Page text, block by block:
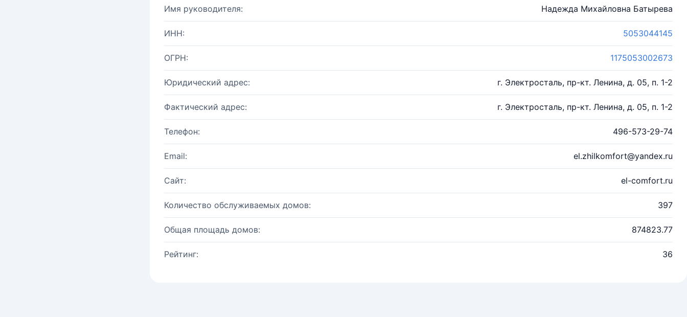
Имя руководителя: Надежда Михайловна Батырева
ИНН: 5053044145
ОГРН: 1175053002673
Юридический адрес: г. Электросталь, пр-кт. Ленина, д. 05, п. 1-2
Фактический адрес: г. Электросталь, пр-кт. Ленина, д. 05, п. 1-2
Телефон: 496-573-29-74
Email: el.zhilkomfort@yandex.ru
Сайт: el-comfort.ru
Количество обслуживаемых домов: 397
Общая площадь домов: 874823.77
Рейтинг: 36